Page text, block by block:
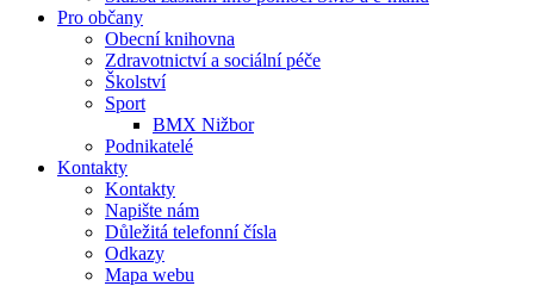
Pro občany
Obecní knihovna
Zdravotnictví a sociální péče
Školství
Sport
BMX Nižbor
Podnikatelé
Kontakty
Kontakty
Napište nám
Důležitá telefonní čísla
Odkazy
Mapa webu